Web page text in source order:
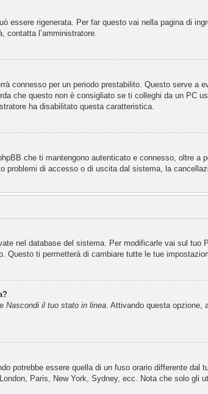
essere rigenerata. Per far questo vai nella pagina di
contatta l’amministratore.
connesso per un periodo prestabilito. Questo serve a
che questo non è consigliato se ti colleghi da un PC
ha disabilitato questa caratteristica.
che ti mantengono autenticato e connesso, oltre
problemi di accesso o di uscita dal sistema, la
nel database del sistema. Per modificarle vai sul tuo
Questo ti permetterà di cambiare tutte le tue
Nascondi il tuo stato in linea. Attivando questa opzione,
potrebbe essere quella di un fuso orario differente
Paris, New York, Sydney, ecc. Nota che solo gli